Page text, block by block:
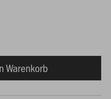
Warenkorb